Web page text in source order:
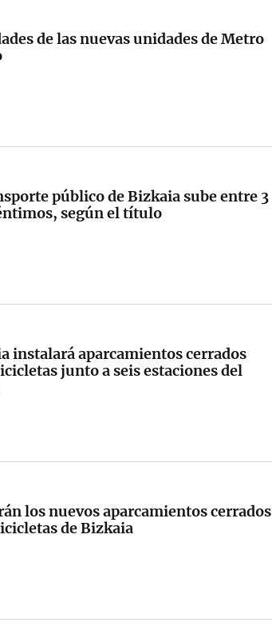
de las nuevas unidades de Metro
público de Bizkaia sube entre 3
según el título
instalará aparcamientos cerrados
junto a seis estaciones del
los nuevos aparcamientos cerrados
de Bizkaia